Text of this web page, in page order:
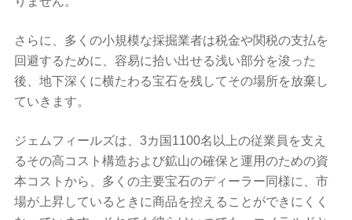
さらに、多くの小規模な採掘業者は税金や関税の支払を
回避するために、容易に拾い出せる浅い部分を浚った
後、地下深くに横たわる宝石を残してその場所を放棄し
ていきます。
ジェムフィールズは、3カ国1100名以上の従業員を支え
るその高コスト構造および鉱山の確保と運用のための資
本コストから、多くの主要宝石のディーラー同様に、市
場が上昇しているときに商品を控えることができにくく